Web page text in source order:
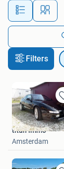
Filters
in
titan immo
Amsterdam